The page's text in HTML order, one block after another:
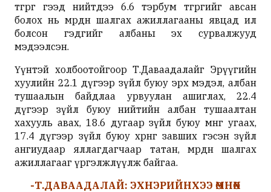
төгрөг гээд нийтдээ 6.6 тэрбум төгрөгийг авсан
болох нь мөрдөн шалгах ажиллагааны явцад ил
болсон гэдгийг албаны эх сурвалжууд
мэдээлсэн.
Үүнтэй холбоотойгоор Т.Даваадалайг Эрүүгийн
хуулийн 22.1 дүгээр зүйл буюу эрх мэдэл, албан
тушаалын байдлаа урвуулан ашиглах, 22.4
дүгээр зүйл буюу нийтийн албан тушаалтан
хахууль авах, 18.6 дугаар зүйл буюу мөнгө угаах,
17.4 дүгээр зүйл буюу хөрөнгө завших гэсэн зүйл
ангиудаар яллагдагчаар татан, мөрдөн шалгах
ажиллагааг үргэлжлүүлж байгаа.
-Т.ДАВААДАЛАЙ: ЭХНЭРИЙНХЭЭ ӨМНӨХ